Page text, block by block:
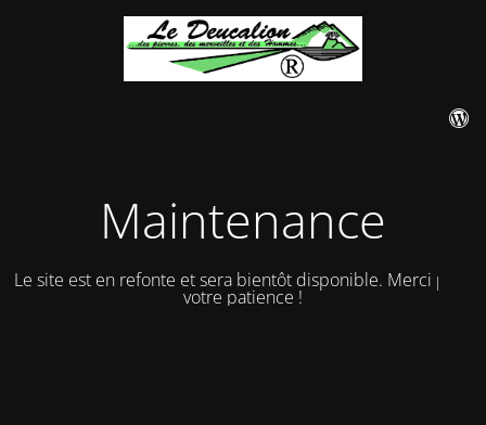
Maintenance
Le site est en refonte et sera bientôt disponible. Merci pour
votre patience !